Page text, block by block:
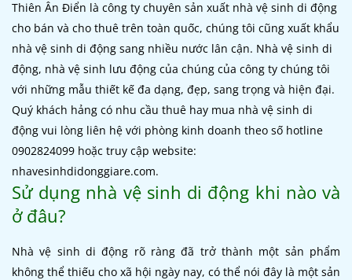
Thiên Ân Điển là công ty chuyên sản xuất nhà vệ sinh di động
cho bán và cho thuê trên toàn quốc, chúng tôi cũng xuất khẩu
nhà vệ sinh di động sang nhiều nước lân cận. Nhà vệ sinh di
động, nhà vệ sinh lưu động của chúng của công ty chúng tôi
với những mẫu thiết kế đa dạng, đẹp, sang trọng và hiện đại.
Quý khách hảng có nhu cầu thuê hay mua nhà vệ sinh di
động vui lòng liên hệ với phòng kinh doanh theo số hotline
0902824099 hoặc truy cập website:
nhavesinhdidonggiare.com.
Sử dụng nhà vệ sinh di động khi nào và
ở đâu?
Nhà vệ sinh di động rõ ràng đã trở thành một sản phẩm
không thể thiếu cho xã hội ngày nay, có thể nói đây là một sản